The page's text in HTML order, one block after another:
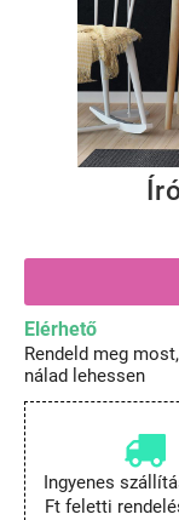
Elérhető
Rendeld meg
nálad lehessen
Ingyenes
Ft feletti